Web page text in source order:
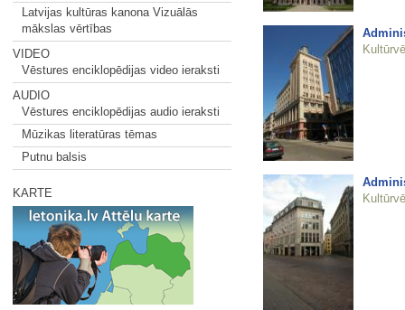
Latvijas kultūras kanona Vizuālās
mākslas vērtības
VIDEO
Vēstures enciklopēdijas video ieraksti
AUDIO
Vēstures enciklopēdijas audio ieraksti
Mūzikas literatūras tēmas
Putnu balsis
KARTE